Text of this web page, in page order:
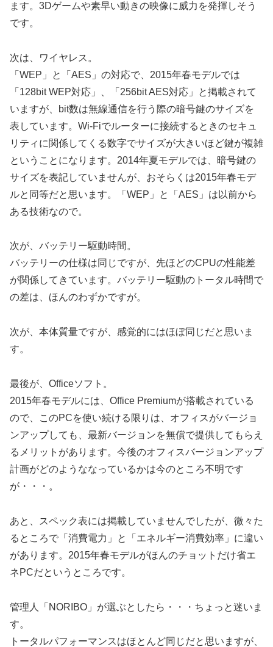
ます。3Dゲームや素早い動きの映像に威力を発揮しそう
です。
次は、ワイヤレス。
「WEP」と「AES」の対応で、2015年春モデルでは
「128bit WEP対応」、「256bit AES対応」と掲載されて
いますが、bit数は無線通信を行う際の暗号鍵のサイズを
表しています。Wi-Fiでルーターに接続するときのセキュ
リティに関係してくる数字でサイズが大きいほど鍵が複雑
ということになります。2014年夏モデルでは、暗号鍵の
サイズを表記していませんが、おそらくは2015年春モデ
ルと同等だと思います。「WEP」と「AES」は以前から
ある技術なので。
次が、バッテリー駆動時間。
バッテリーの仕様は同じですが、先ほどのCPUの性能差
が関係してきています。バッテリー駆動のトータル時間で
の差は、ほんのわずかですが。
次が、本体質量ですが、感覚的にはほぼ同じだと思いま
す。
最後が、Officeソフト。
2015年春モデルには、Office Premiumが搭載されている
ので、このPCを使い続ける限りは、オフィスがバージョ
ンアップしても、最新バージョンを無償で提供してもらえ
るメリットがあります。今後のオフィスバージョンアップ
計画がどのようななっているかは今のところ不明です
が・・・。
あと、スペック表には掲載していませんでしたが、微々た
るところで「消費電力」と「エネルギー消費効率」に違い
があります。2015年春モデルがほんのチョットだけ省エ
ネPCだというところです。
管理人「NORIBO」が選ぶとしたら・・・ちょっと迷いま
す。
トータルパフォーマンスはほとんど同じだと思いますが、